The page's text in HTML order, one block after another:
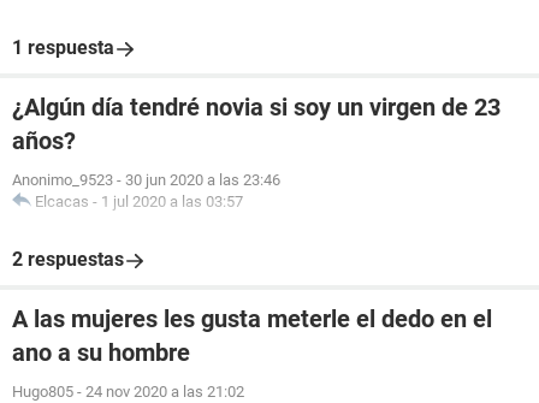
1 respuesta
¿Algún día tendré novia si soy un virgen de 23
años?
Anonimo_9523 - 30 jun 2020 a las 23:46
Elcacas - 1 jul 2020 a las 03:57
2 respuestas
A las mujeres les gusta meterle el dedo en el
ano a su hombre
Hugo805 - 24 nov 2020 a las 21:02